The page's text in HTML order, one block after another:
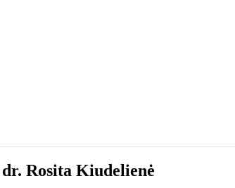
Rosita Kiudelienė